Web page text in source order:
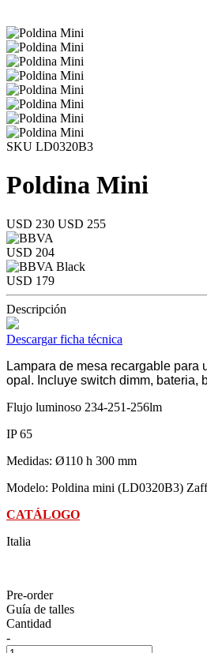
SKU LD0320B3
Poldina Mini
USD 230 USD 255
USD 204
USD 179
Descripción
Descargar ficha técnica
Lampara de mesa recargable
opal. Incluye switch dimm, bateria,
Flujo luminoso 234-251-256lm
IP 65
Medidas: Ø110 h 300 mm
Modelo: Poldina mini (LD0320B3)
CATÁLOGO
Italia
Pre-order
Guía de talles
Cantidad
-